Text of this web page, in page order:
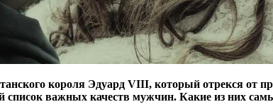
короля Эдуард VIII, который отрекся от
важных качеств мужчин. Какие из них